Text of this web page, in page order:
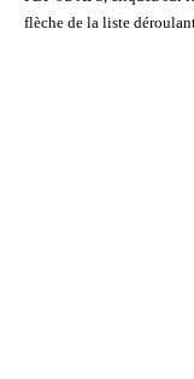
flèche de la liste